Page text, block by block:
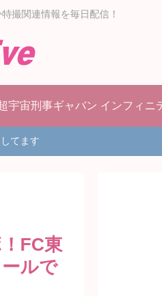
撮関連情報を毎日配信！
宇宙刑事ギャバン インフィニ
てます
FC東
ルで